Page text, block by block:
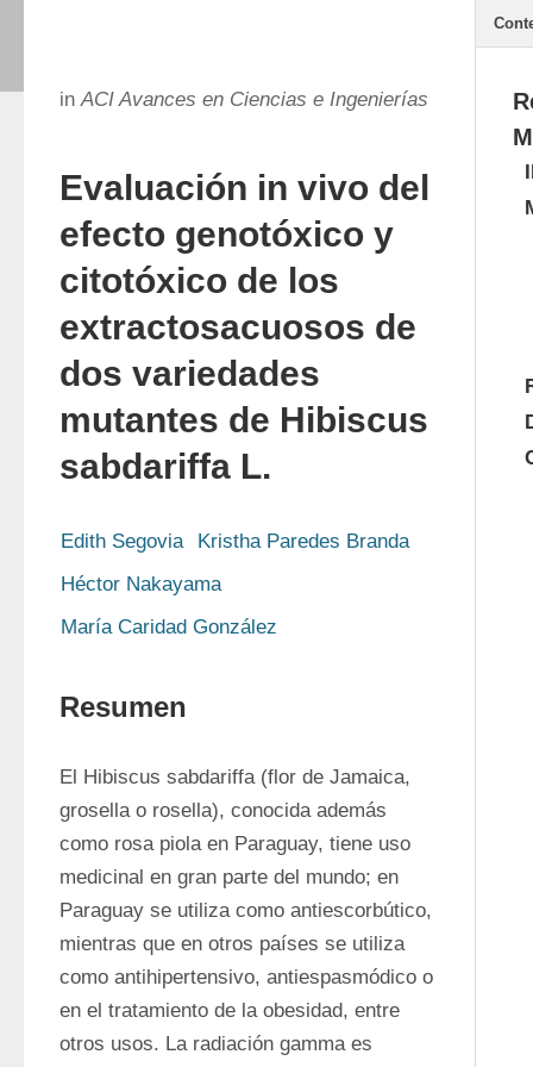
inACI Avances en Ciencias e Ingenierías
Evaluación in vivo del
efecto genotóxico y
citotóxico de los
extractosacuosos de
dos variedades
mutantes de Hibiscus
sabdariffa L.
Edith Segovia
Kristha Paredes Branda
Héctor Nakayama
María Caridad González
Resumen
El Hibiscus sabdariffa (flor de Jamaica,
grosella o rosella), conocida además
como rosa piola en Paraguay, tiene uso
medicinal en gran parte del mundo; en
Paraguay se utiliza como antiescorbútico,
mientras que en otros países se utiliza
como antihipertensivo, antiespasmódico o
en el tratamiento de la obesidad, entre
otros usos. La radiación gamma es